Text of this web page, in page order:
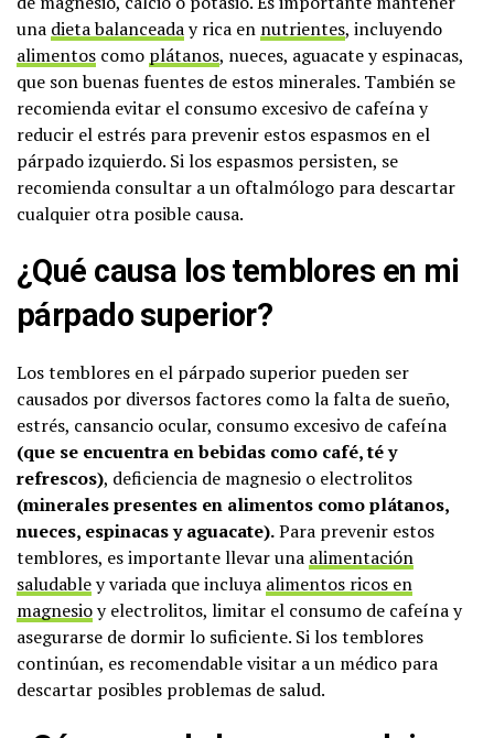
una dieta balanceaday rica en nutrientes, incluyendo
alimentos como plátanos, nueces, aguacate y espinacas,
que son buenas fuentes de estos minerales. También se
recomienda evitar el consumo excesivo de cafeína y
reducir el estrés para prevenir estos espasmos en el
párpado izquierdo. Si los espasmos persisten, se
recomienda consultar a un oftalmólogo para descartar
cualquier otra posible causa.
¿Qué causa los temblores en mi
párpado superior?
Los temblores en el párpado superior pueden ser
causados por diversos factores como la falta de sueño,
estrés, cansancio ocular, consumo excesivo de cafeína
(que se encuentra en bebidas como café, té y
refrescos), deficiencia de magnesio o electrolitos
(minerales presentes en alimentos como plátanos,
nueces, espinacas y aguacate).Para prevenir estos
temblores, es importante llevar una alimentación
saludabley variada que incluya alimentos ricos en
magnesioy electrolitos, limitar el consumo de cafeína y
asegurarse de dormir lo suficiente. Si los temblores
continúan, es recomendable visitar a un médico para
descartar posibles problemas de salud.